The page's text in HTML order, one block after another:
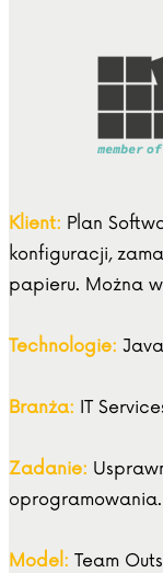
Klient: Plan
konfiguracji,
papieru. Można
Technologie:
Branża: IT
Zadanie:
oprogramowania.
Model: Team